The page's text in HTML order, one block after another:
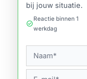
bij jouw situatie.
check_circle
Reactie binnen 1
werkdag